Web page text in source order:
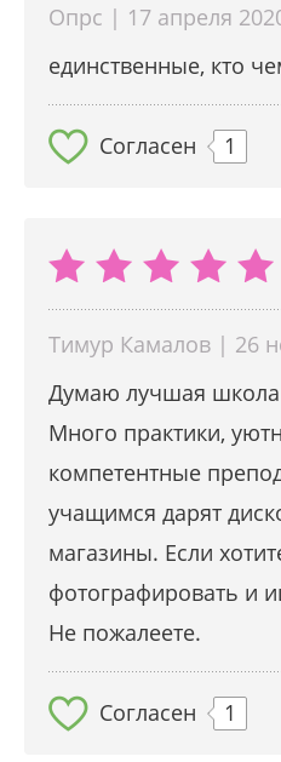
Опрс | 17 апреля
единственные, кто
Согласен 1
Тимур Камалов | 26
Думаю лучшая
Много практики,
компетентные
учащимся дарят
магазины. Если
фотографировать и
Не пожалеете.
Согласен 1